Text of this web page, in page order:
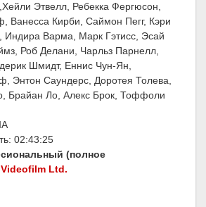
Этвелл, Ребекка Фергюсон,
Ванесса Кирби, Саймон Пегг, Кэри
Индира Варма, Марк Гэтисс, Эсай
Роб Делани, Чарльз Парнелл,
Шмидт, Еннис Чун-Ян,
Энтон Саундерс, Доротея Толева,
Брайан Ло, Алекс Брок, Тоффоли
02:43:25
(полное
Videofilm Ltd.